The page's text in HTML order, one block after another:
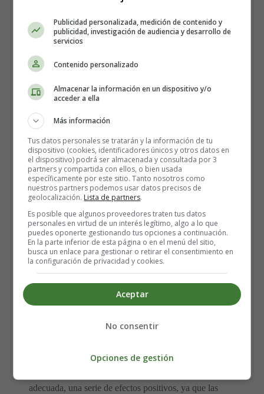
La Televisión y los Niños
Dentro de las actividades de ocio, latelevisiónpara
muchos niños, ocupa un lugar muy importante de su
tiempo, pues se ha convertido para muchas familias en un
principal de la casa, o que está por todos lados, en todas
meses la sienten como una presencia familiar en sus
adecuada, una serie de efectos positivos, ya que las
Publicidad personalizada, medición de contenido y
publicidad, investigación de audiencia y desarrollo de
servicios
Contenido personalizado
Almacenar la información en un dispositivo y/o
acceder a ella
Más información
Tus datos personales se tratarán y la información de tu
dispositivo (cookies, identificadores únicos y otros datos en
el dispositivo) podrá ser almacenada y consultada por 3
partners y compartida con ellos, o bien usada
específicamente por este sitio. Tanto nosotros como
nuestros partners podemos usar datos precisos de
geolocalización. Lista de partners.
Es posible que algunos proveedores traten tus datos
personales en virtud de un interés legítimo, algo a lo que
puedes oponerte gestionando tus opciones a continuación.
En la parte inferior de esta página o en el menú del sitio,
busca un enlace para gestionar o retirar el consentimiento en
la configuración de privacidad y cookies.
Aceptar
No consentir
Opciones de gestión